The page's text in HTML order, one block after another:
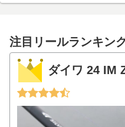
注目リールランキン
ダイワ 24 IM